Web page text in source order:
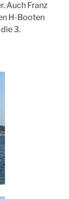
Auch Franz
H-Booten
3.